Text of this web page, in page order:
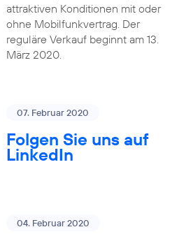
attraktiven Konditionen mit oder
ohne Mobilfunkvertrag. Der
reguläre Verkauf beginnt am 13.
März 2020.
07. Februar 2020
Folgen Sie uns auf
LinkedIn
04. Februar 2020